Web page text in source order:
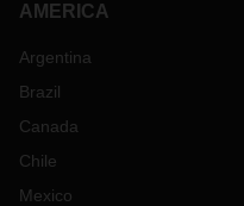
AMERICA
Argentina
Brazil
Canada
Chile
Mexico